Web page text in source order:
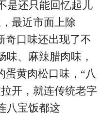
是还只能回忆起儿
最近市面上除
奇口味还出现了不
味、麻辣腊肉味，
蛋黄肉松口味，“八
开，就连传统老字
八宝饭都这